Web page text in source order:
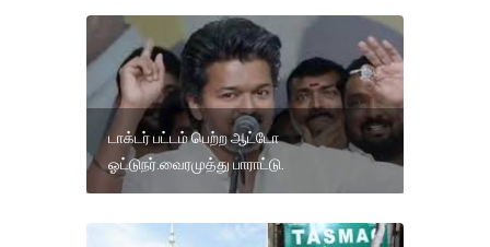
டாக்டர் பட்டம் பெற்ற ஆட்டோ
ஓட்டுநர்.வைரமுத்து பாராட்டு.